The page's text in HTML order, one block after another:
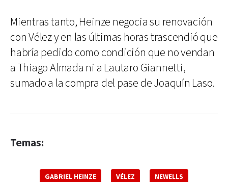
Mientras tanto, Heinze negocia su renovación
con Vélez y en las últimas horas trascendió que
habría pedido como condición que no vendan
a Thiago Almada ni a Lautaro Giannetti,
sumado a la compra del pase de Joaquín Laso.
Temas:
GABRIEL HEINZE VÉLEZ NEWELLS